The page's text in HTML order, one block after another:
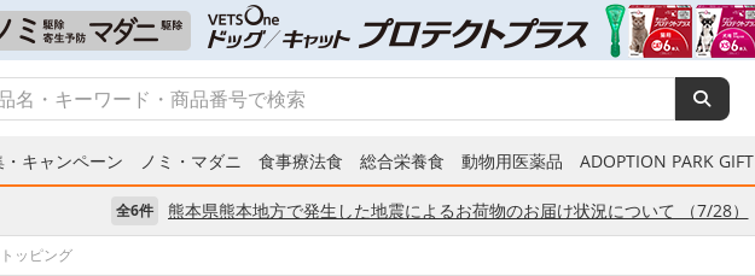
・キャンペーン ノミ・マダニ 食事療法食 総合栄養食 動物用医薬品 ADOPTION PARK GIFT
全6件 熊本県熊本地方で発生した地震によるお荷物のお届け状況について （7/28）
ッピング